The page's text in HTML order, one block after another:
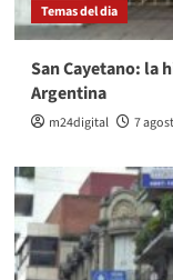
Temas del dia
San Cayetano: la
Argentina
m24digital 7